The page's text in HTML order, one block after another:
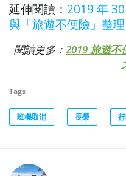
延伸閱讀： 2019 年
與「旅遊不便險」整理
閱讀更多： 2019 旅遊不
Tags
班機取消 長榮